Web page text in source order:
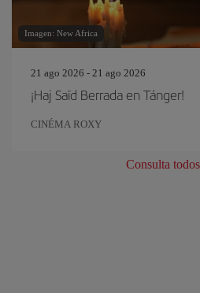
Imagen: New Africa
21 ago 2026 - 21 ago 2026
¡Haj Saïd Berrada en Tánger!
CINÉMA ROXY
Consulta